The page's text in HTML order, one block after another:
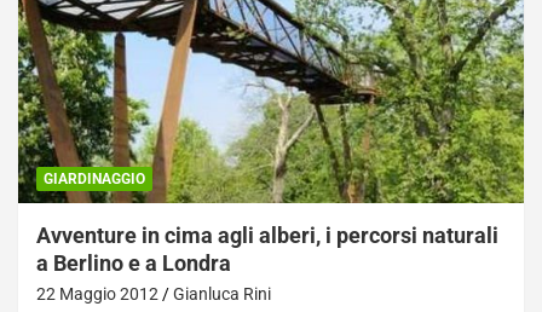
GIARDINAGGIO
Avventure in cima agli alberi, i percorsi naturali
a Berlino e a Londra
22 Maggio 2012 Gianluca Rini